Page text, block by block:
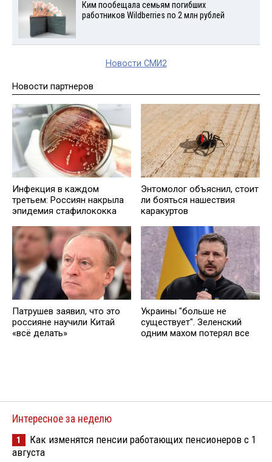
Ким пообещала семьям погибших
работников Wildberries по 2 млн рублей
Новости СМИ2
Новости партнеров
Инфекция в каждом
третьем: Россиян накрыла
эпидемия стафилококка
Энтомолог объяснил, стоит
ли бояться нашествия
каракуртов
Патрушев заявил, что это
россияне научили Китай
«всё делать»
Украины "больше не
существует". Зеленский
одним махом потерял все
Интересное за неделю
1
Как изменятся пенсии работающих пенсионеров с 1
августа